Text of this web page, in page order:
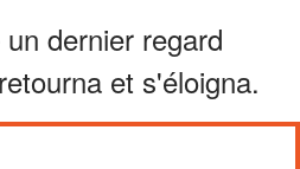
dernier regard
et s'éloigna.